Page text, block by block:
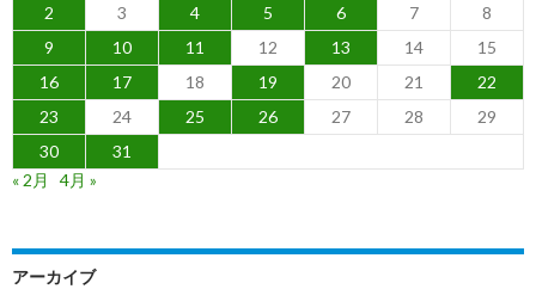
2
3 4 5 6 7
8
9
10 11 12 13 14
15
16
17 18 19 20 21
22
23
24 25 26 27 28
29
30
31
« 2月
4月 »
アーカイブ